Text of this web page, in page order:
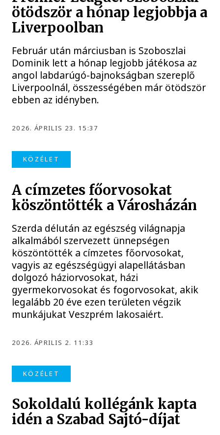
ötödször a hónap legjobbja a
Liverpoolban
Február után márciusban is Szoboszlai
Dominik lett a hónap legjobb játékosa az
angol labdarúgó-bajnokságban szereplő
Liverpoolnál, összességében már ötödször
ebben az idényben.
2026. ÁPRILIS 23. 15:37
KÖZÉLET
A címzetes főorvosokat
köszöntötték a Városházán
Szerda délután az egészség világnapja
alkalmából szervezett ünnepségen
köszöntötték a címzetes főorvosokat,
vagyis az egészségügyi alapellátásban
dolgozó háziorvosokat, házi
gyermekorvosokat és fogorvosokat, akik
legalább 20 éve ezen területen végzik
munkájukat Veszprém lakosaiért.
2026. ÁPRILIS 2. 11:33
KÖZÉLET
Sokoldalú kollégánk kapta
idén a Szabad Sajtó-díjat